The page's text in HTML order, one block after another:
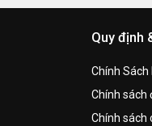
Quy định
Chính Sách
Chính sách
Chính sách